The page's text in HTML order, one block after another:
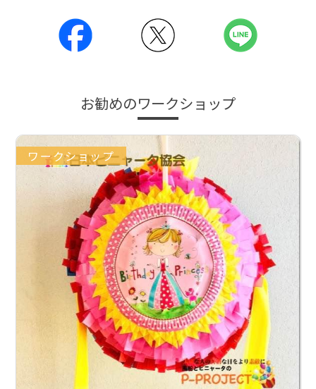
お勧めのワークショップ
ワークショップ